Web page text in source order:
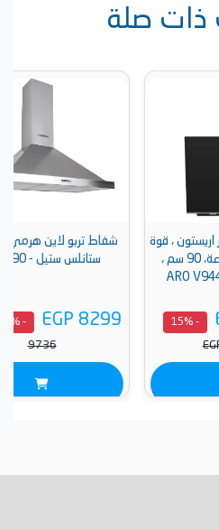
ذات صلة
،
شفاط تربو لاين هرمي، 90 سم،
ستانلس ستيل - BCH-90
EGP 8299
- 15%
EGP